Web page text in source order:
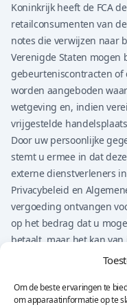
Om de beste ervaringen te
om apparaatinformatie op te
Koninkrijk heeft de FCA
retailconsumenten van
notes die verwijzen naar
Verenigde Staten mogen
gebeurteniscontracten
worden aangeboden
wetgeving en, indien
vrijgestelde
Door uw persoonlijke
stemt u ermee in dat
externe dienstverleners
Privacybeleid en
vergoeding ontvangen
op het bedrag dat u
betaalt, maar het kan
de website worden
advies,